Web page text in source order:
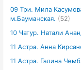
09 Три. Мила
м.Бауманская. (52)
10 Чатур. Натали
11 Астра. Анна
11 Астра. Галина